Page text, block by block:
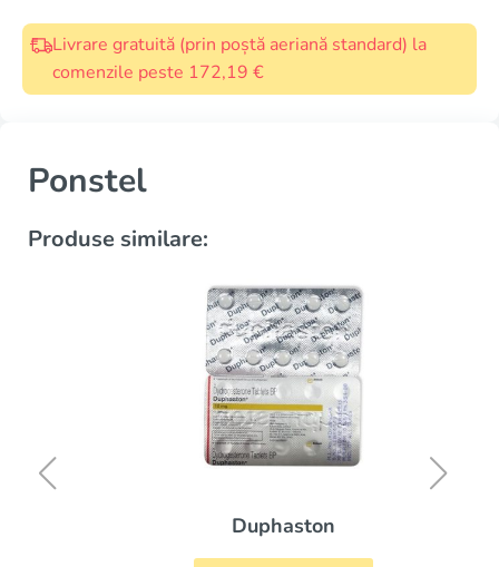
Livrare gratuită (prin poștă aeriană standard) la
comenzile peste 172,19 €
Ponstel
Produse similare:
Duphaston